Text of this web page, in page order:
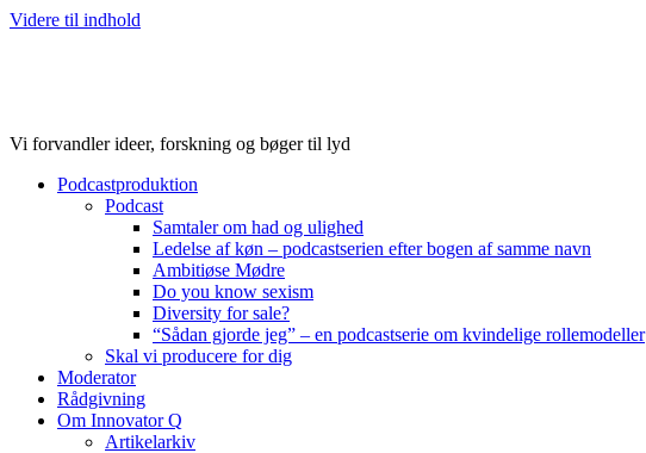
Videre til indhold
Vi forvandler ideer, forskning og bøger til lyd
Podcastproduktion
Podcast
Samtaler om had og ulighed
Ledelse af køn – podcastserien efter bogen af samme navn
Ambitiøse Mødre
Do you know sexism
Diversity for sale?
“Sådan gjorde jeg” – en podcastserie om kvindelige rollemodeller
Skal vi producere for dig
Moderator
Rådgivning
Om Innovator Q
Artikelarkiv